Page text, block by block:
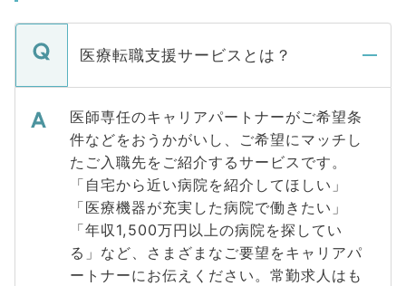
医療転職支援サービスとは？
医師専任のキャリアパートナーがご希望条
件などをおうかがいし、ご希望にマッチし
たご入職先をご紹介するサービスです。
「自宅から近い病院を紹介してほしい」
「医療機器が充実した病院で働きたい」
「年収1,500万円以上の病院を探してい
る」など、さまざまなご要望をキャリアパ
ートナーにお伝えください。常勤求人はも